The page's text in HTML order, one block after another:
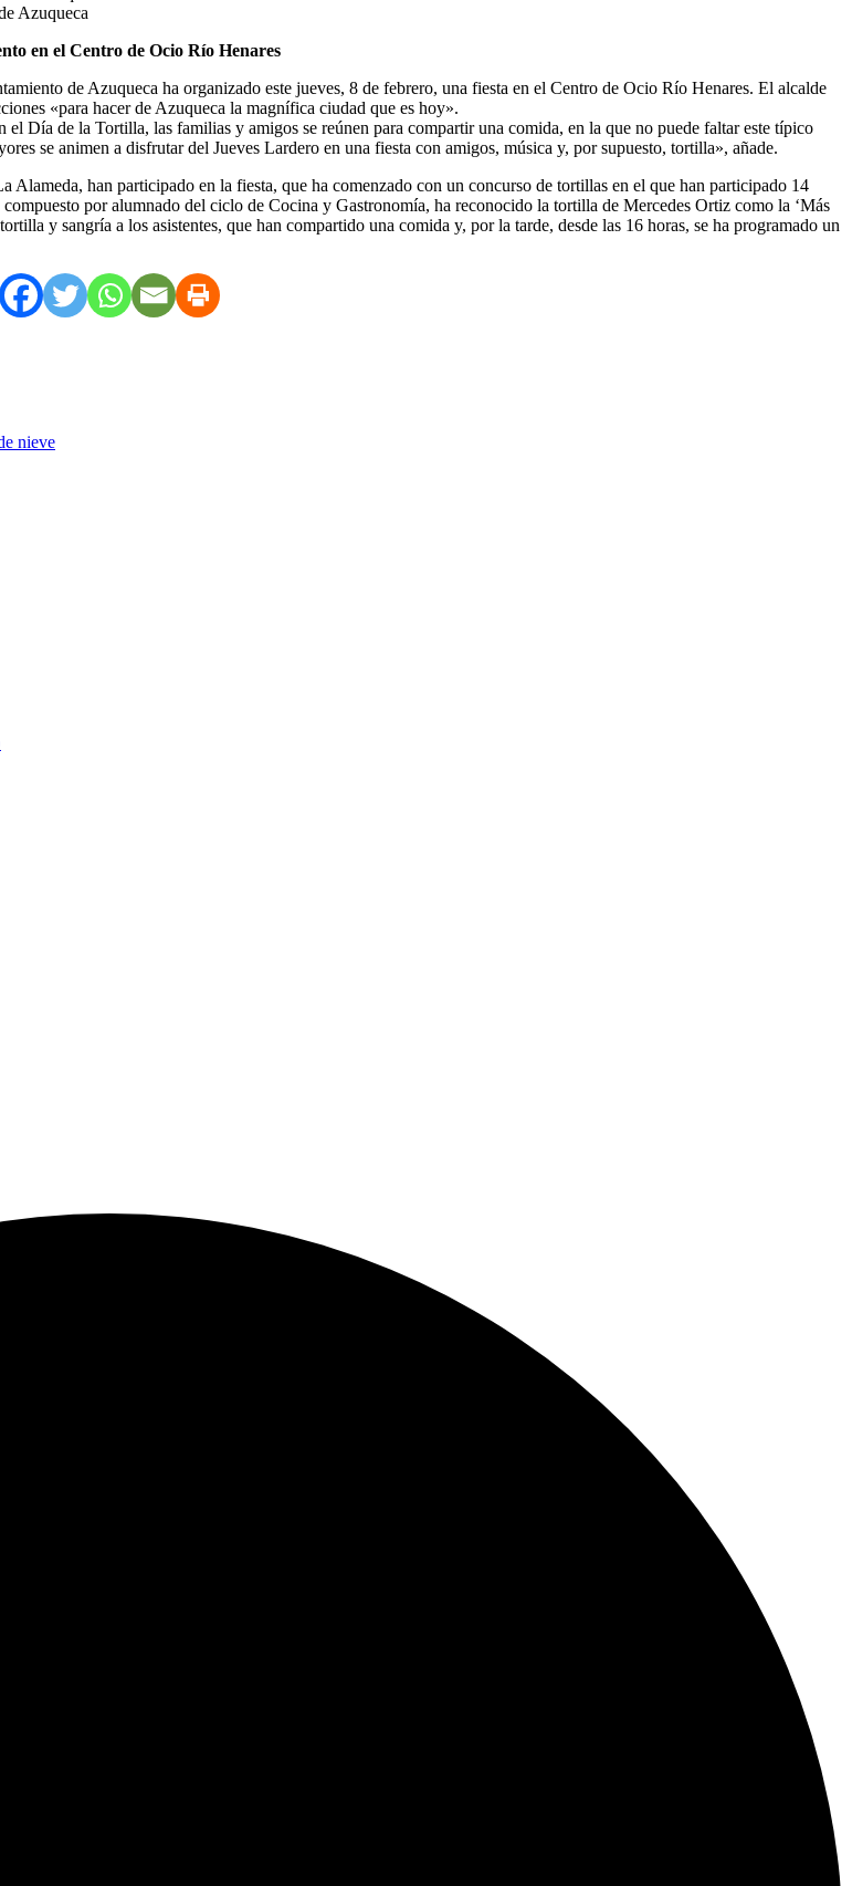
Azuqueca
en el Centro de Ocio Río Henares
de Azuqueca ha organizado este jueves, 8 de febrero, una fiesta en el Centro de Ocio Río Henares. El alcalde
«para hacer de Azuqueca la magnífica ciudad que es hoy».
Día de la Tortilla, las familias y amigos se reúnen para compartir una comida, en la que no puede faltar este típico
se animen a disfrutar del Jueves Lardero en una fiesta con amigos, música y, por supuesto, tortilla», añade.
Alameda, han participado en la fiesta, que ha comenzado con un concurso de tortillas en el que han participado 14
por alumnado del ciclo de Cocina y Gastronomía, ha reconocido la tortilla de Mercedes Ortiz como la ‘Más
y sangría a los asistentes, que han compartido una comida y, por la tarde, desde las 16 horas, se ha programado un
nieve